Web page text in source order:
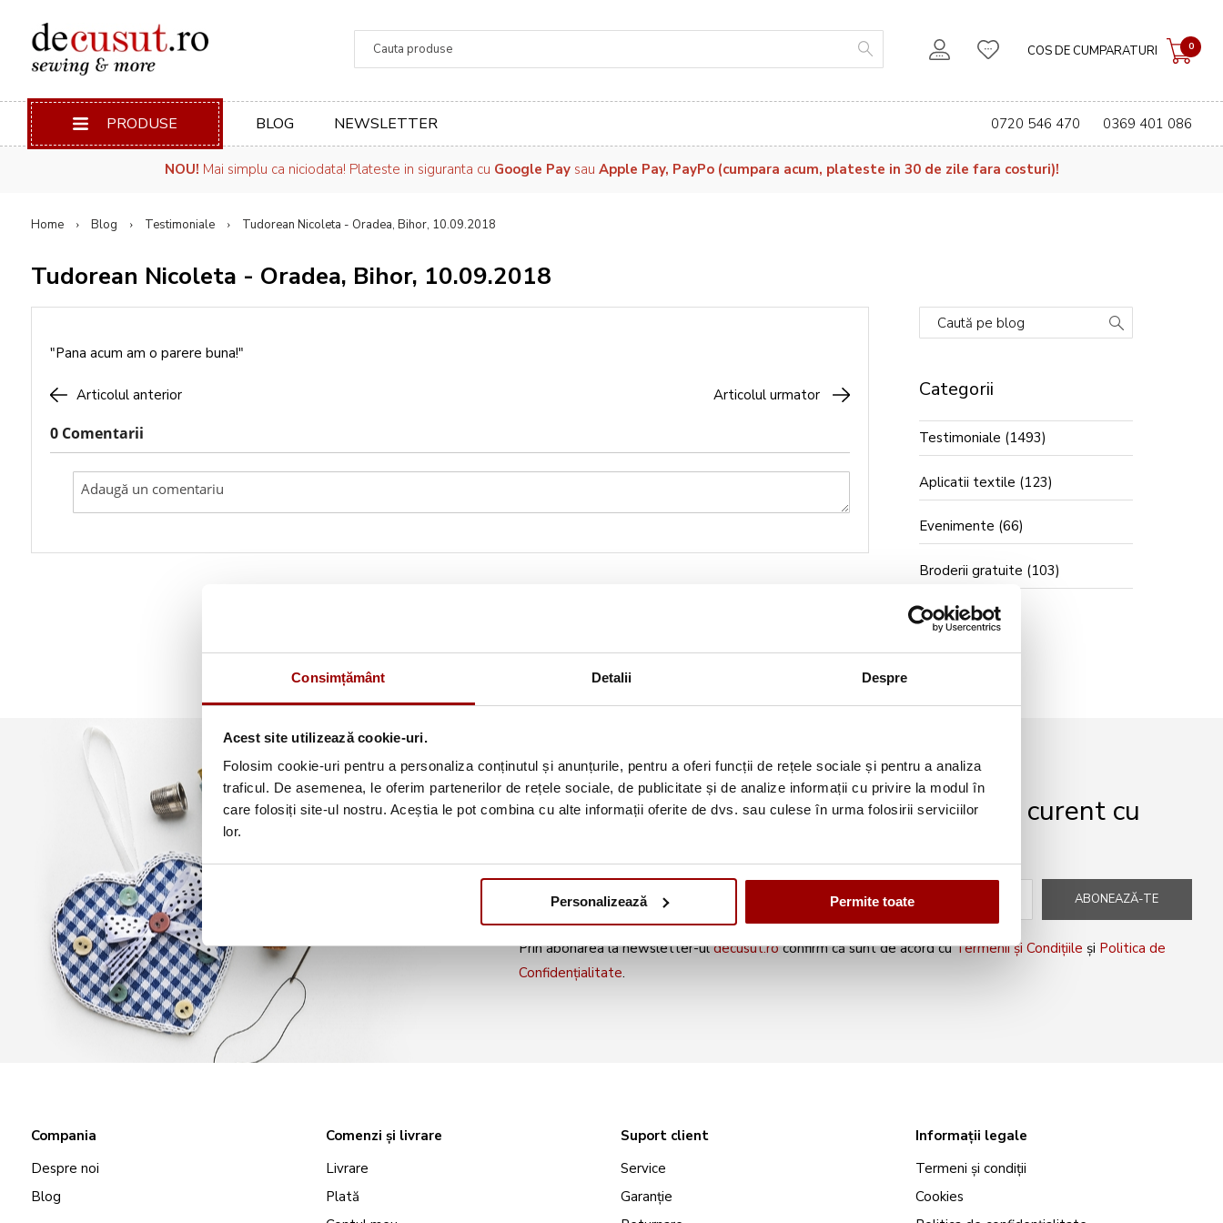
Consimțământ Detalii Despre
Acest site utilizează cookie-uri.
Folosim cookie-uri pentru a personaliza conținutul și anunțurile, pentru a oferi funcții de rețele sociale și pentru a analiza
traficul. De asemenea, le oferim partenerilor de rețele sociale, de publicitate și de analize informații cu privire la modul în
care folosiți site-ul nostru. Aceștia le pot combina cu alte informații oferite de dvs. sau culese în urma folosirii serviciilor
lor.
Personalizează Permite toate
COS DE CUMPARATURI 0
PRODUSE BLOG NEWSLETTER 0720 546 470 0369 401 086
NOU! Mai simplu ca niciodata! Plateste in siguranta cu Google Paysau Apple Pay, PayPo (cumpara acum, plateste in 30 de zile fara costuri)!
Home Blog Testimoniale Tudorean Nicoleta - Oradea, Bihor, 10.09.2018
Tudorean Nicoleta - Oradea, Bihor, 10.09.2018
"Pana acum am o parere buna!"
Articolul anterior Articolul urmator
0 Comentarii
Caută pe blog
Categorii
Testimoniale (1493)
Aplicatii textile (123)
Evenimente (66)
Broderii gratuite (103)
Abonează-te la newsletter și fii mereu la curent cu
ABONEAZĂ-TE
Prin abonarea la newsletter-uldecusut.roconfirm că sunt de acord cuTermenii și Condițiile și Politica de
Confidențialitate.
Compania
Despre noi
Blog
Comenzi și livrare
Livrare
Plată
Suport client
Service
Garanție
Informații legale
Termeni și condiții
Cookies